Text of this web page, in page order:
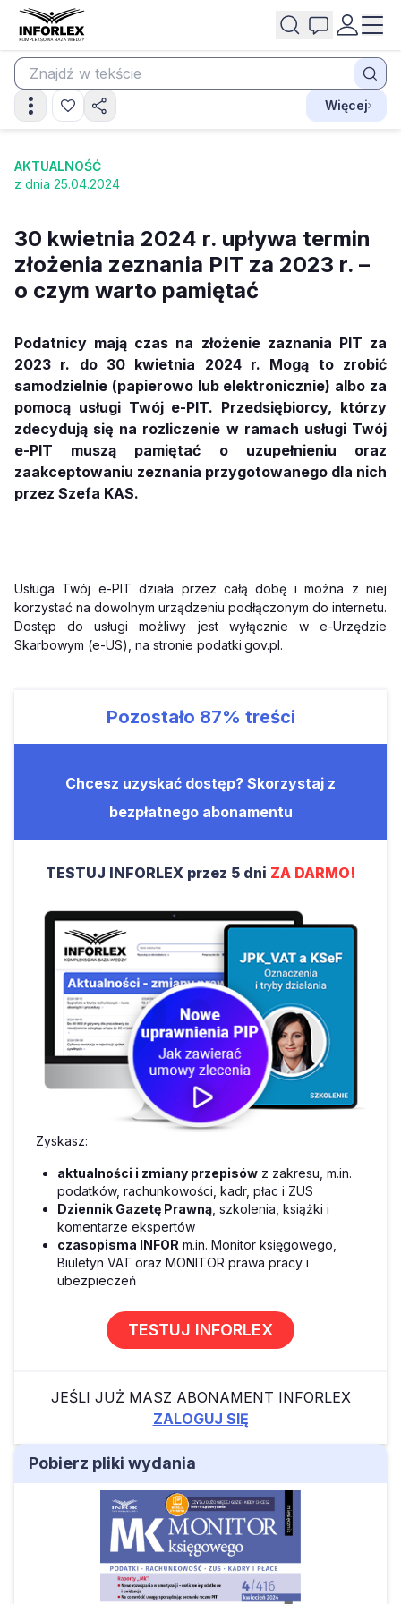
Więcej
AKTUALNOŚĆ
z dnia 25.04.2024
30 kwietnia 2024 r. upływa termin
złożenia zeznania PIT za 2023 r. –
o czym warto pamiętać
Podatnicy mają czas na złożenie zaznania PIT za
2023 r. do 30 kwietnia 2024 r. Mogą to zrobić
samodzielnie (papierowo lub elektronicznie) albo za
pomocą usługi Twój e-PIT. Przedsiębiorcy, którzy
zdecydują się na rozliczenie w ramach usługi Twój
e-PIT muszą pamiętać o uzupełnieniu oraz
zaakceptowaniu zeznania przygotowanego dla nich
przez Szefa KAS.
Usługa Twój e-PIT działa przez całą dobę i można z niej
korzystać na dowolnym urządzeniu podłączonym do internetu.
Dostęp do usługi możliwy jest wyłącznie w e-Urzędzie
Skarbowym (e-US), na stronie podatki.gov.pl.
Pozostało 87% treści
Chcesz uzyskać dostęp? Skorzystaj z
bezpłatnego abonamentu
TESTUJ INFORLEX przez 5 dni ZA DARMO!
Zyskasz:
aktualności i zmiany przepisów z zakresu, m.in.
podatków, rachunkowości, kadr, płac i ZUS
Dziennik Gazetę Prawną , szkolenia, książki i
komentarze ekspertów
czasopisma INFOR m.in. Monitor księgowego,
Biuletyn VAT oraz MONITOR prawa pracy i
ubezpieczeń
TESTUJ INFORLEX
JEŚLI JUŻ MASZ ABONAMENT INFORLEX
ZALOGUJ SIĘ
Pobierz pliki wydania